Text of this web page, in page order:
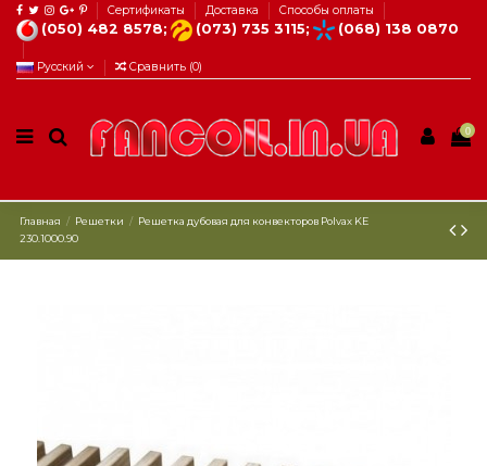
Сертификаты Доставка Способы оплаты
(050) 482 8578; (073) 735 3115; (068) 138 0870
Русский Сравнить (0)
0
Главная Решетки
Решетка дубовая для конвекторов Рolvax KE
230.1000.90